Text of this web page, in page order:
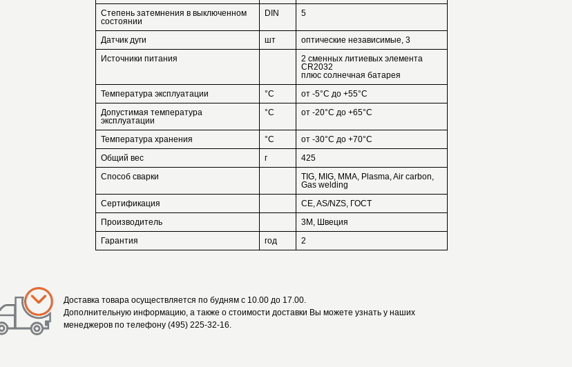
Степень затемнения в выключенном
состоянии
DIN 5
Датчик дуги шт
оптические независимые, 3
Источники питания
2 сменных литиевых элемента
CR2032
плюс солнечная батарея
Температура эксплуатации
°С
от -5°С до +55°С
Допустимая температура
эксплуатации
°С от -20°С до +65°С
Температура хранения °С
от -30°С до +70°С
Общий вес
г
425
Способ сварки
TIG, MIG, MMA, Plasma, Air carbon,
Gas welding
Сертификация
CE, AS/NZS, ГОСТ
Производитель
3M, Швеция
Гарантия
год 2
Доставка товара осуществляется по будням с 10.00 до 17.00.
Дополнительную информацию, а также о стоимости доставки Вы можете узнать у наших
менеджеров по телефону (495) 225-32-16.